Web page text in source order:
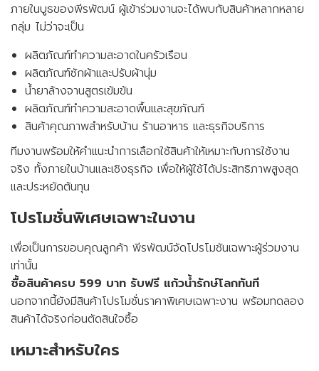
ภายในบูธของพีรพัฒน์ ผู้เข้าร่วมงานจะได้พบกับสินค้าหลากหลาย
กลุ่ม ไม่ว่าจะเป็น
ผลิตภัณฑ์ทำความสะอาดในครัวเรือน
ผลิตภัณฑ์ซักผ้าและปรับผ้านุ่ม
น้ำยาล้างจานสูตรเข้มข้น
ผลิตภัณฑ์ทำความสะอาดพื้นและสุขภัณฑ์
สินค้าคุณภาพสำหรับบ้าน ร้านอาหาร และธุรกิจบริการ
ทีมงานพร้อมให้คำแนะนำการเลือกใช้สินค้าให้เหมาะกับการใช้งาน
จริง ทั้งภายในบ้านและเชิงธุรกิจ เพื่อให้ผู้ใช้ได้ประสิทธิภาพสูงสุด
และประหยัดต้นทุน
โปรโมชั่นพิเศษเฉพาะในงาน
เพื่อเป็นการขอบคุณลูกค้า พีรพัฒน์จัดโปรโมชันเฉพาะผู้ร่วมงาน
เท่านั้น
ซื้อสินค้าครบ 599 บาท รับฟรี แก้วน้ำรักษ์โลกทันที
นอกจากนี้ยังมีสินค้าโปรโมชั่นราคาพิเศษเฉพาะงาน พร้อมทดลอง
สินค้าได้จริงก่อนตัดสินใจซื้อ
เหมาะสำหรับใคร